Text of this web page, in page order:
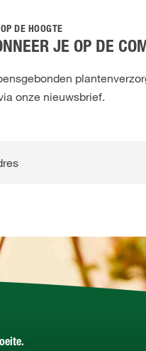
DE HOOGTE
JE OP DE
onze nieuwsbrief.